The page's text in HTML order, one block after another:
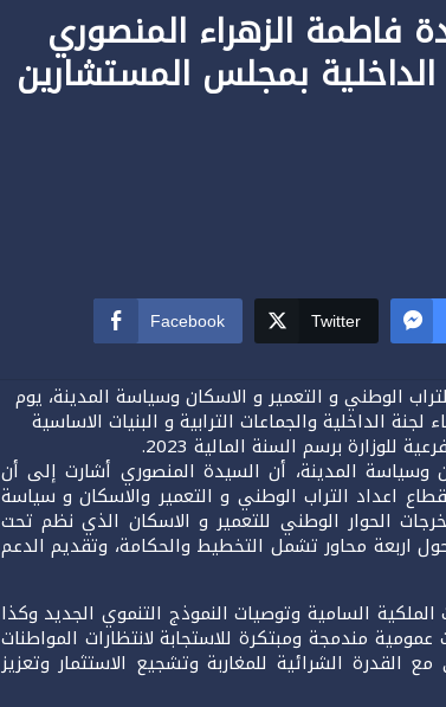
2023 : السيدة فاطمة الزهراء المنصوري
بمجلس المستشارين
Facebook Twitter
الوطني و التعمير و الاسكان وسياسة المدينة، يوم
أعضاء لجنة الداخلية والجماعات الترابية و البنيات الاساسية
برسم السنة المالية 2023.
وسياسة المدينة، أن السيدة المنصوري أشارت إلى أن
لقطاع اعداد التراب الوطني و التعمير والاسكان و سياسة
الحوار الوطني للتعمير و الاسكان الذي نظم تحت
اربعة محاور تشمل التخطيط والحكامة، وتقديم الدعم
السامية وتوصيات النموذج التنموي الجديد وكذا
مندمجة ومبتكرة للاستجابة لانتظارات المواطنات
الشرائية للمغاربة وتشجيع الاستثمار وتعزيز